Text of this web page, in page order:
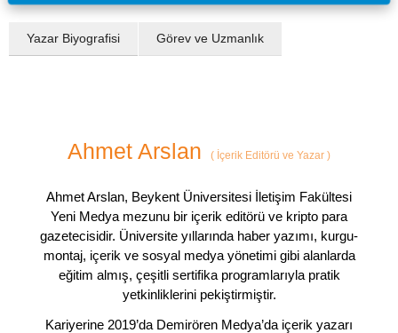
Yazar Biyografisi Görev ve Uzmanlık
Ahmet Arslan ( İçerik Editörü ve Yazar )
Ahmet Arslan, Beykent Üniversitesi İletişim Fakültesi
Yeni Medya mezunu bir içerik editörü ve kripto para
gazetecisidir. Üniversite yıllarında haber yazımı, kurgu-
montaj, içerik ve sosyal medya yönetimi gibi alanlarda
eğitim almış, çeşitli sertifika programlarıyla pratik
yetkinliklerini pekiştirmiştir.
Kariyerine 2019’da Demirören Medya’da içerik yazarı